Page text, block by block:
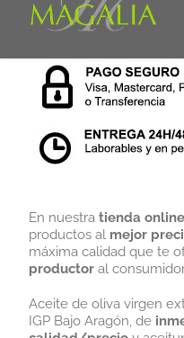
Saltar
En nuestra tienda online
productos al mejor
máxima calidad que te
productoral
Aceite de oliva virgen
IGP Bajo Aragón, de